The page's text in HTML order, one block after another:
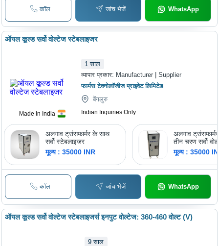
कॉल जांच भेजें WhatsApp
Made in India
ऑयल कूल्ड सर्वो वोल्टेज स्टेबलाइजर
1 साल
व्यापार प्रकार: Manufacturer | Supplier
फार्मस टेक्नोलॉजीज प्राइवेट लिमिटेड
बेंगलुरु
Indian Inquiries Only
अलगाव ट्रांसफार्मर के साथ
सर्वो स्टेबलाइजर
मूल्य : 35000 INR
अलगाव
तीन चरण सर्वो
स्टेबलाइजर
मूल्य : 35000
कॉल जांच भेजें WhatsApp
ऑयल कूल्ड सर्वो वोल्टेज स्टेबलाइजर्स इनपुट वोल्टेज: 360-460 वोल्ट (V)
9 साल